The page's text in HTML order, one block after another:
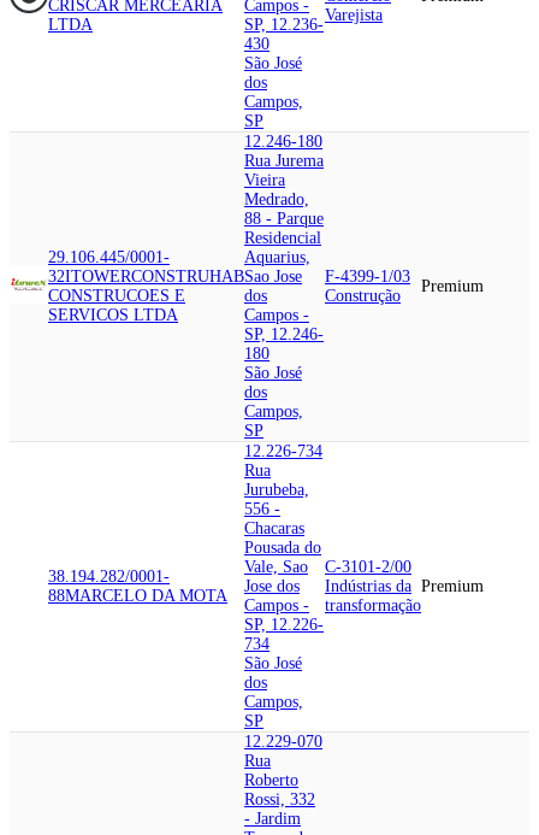
CRISCAR MERCEARIA
LTDA
Campos -
SP, 12.236-
430
São José
dos
Campos,
SP
Varejista
29.106.445/0001-
32ITOWERCONSTRUHAB
CONSTRUCOES E
SERVICOS LTDA
12.246-180
Rua Jurema
Vieira
Medrado,
88 - Parque
Residencial
Aquarius,
Sao Jose
dos
Campos -
SP, 12.246-
180
São José
dos
Campos,
SP
F-4399-1/03
Construção
Premium
38.194.282/0001-
88MARCELO DA MOTA
12.226-734
Rua
Jurubeba,
556 -
Chacaras
Pousada do
Vale, Sao
Jose dos
Campos -
SP, 12.226-
734
São José
dos
Campos,
SP
C-3101-2/00
Indústrias da
transformação
Premium
12.229-070
Rua
Roberto
Rossi, 332
- Jardim